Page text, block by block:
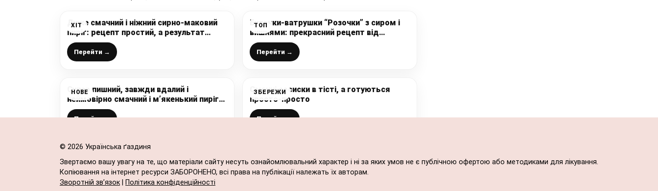
ХІТ
Дуже смачний і ніжний сирно-маковий
пиріг: рецепт простий, а результат
неймовірний, готується легко і потрібно
лише 2 яйця в начинку
Перейти →
ТОП
Булочки-ватрушки “Розочки” з сиром і
вишнями: прекрасний рецепт від
української господині
Перейти →
НОВЕ
Супер пишний, завжди вдалий і
неймовірно смачний і м’якенький пиріг
на молоці: інгредієнти для нього
завжди є вдома, випічка “на швидку
Перейти →
ЗБЕРЕЖИ
Смачні сосиски в тісті, а готуються
просто-просто
Перейти →
© 2026 Українська ґаздиня
Звертаємо вашу увагу на те, що матеріали сайту несуть ознайомлювальний характер і ні за яких умов не є публічною офертою або методиками для лікування.
Копіювання на інтернет ресурси ЗАБОРОНЕНО, всі права на публікації належать їх авторам.
Зворотній зв’язок
Політика конфіденційності